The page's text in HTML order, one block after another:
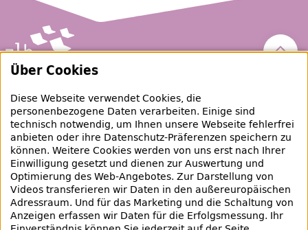
Zentral- und Landesbibliothek Berlin
raubgut@zlb.de
+49 30 90226-733
Social-Media Kanäle der ZLB
Facebook Mastodon Instagram
Über Cookies
Diese Webseite verwendet Cookies, die
personenbezogene Daten verarbeiten. Einige sind
technisch notwendig, um Ihnen unsere Webseite fehlerfrei
anbieten oder ihre Datenschutz-Präferenzen speichern zu
können. Weitere Cookies werden von uns erst nach Ihrer
Einwilligung gesetzt und dienen zur Auswertung und
Optimierung des Web-Angebotes. Zur Darstellung von
Videos transferieren wir Daten in den außereuropäischen
Adressraum. Und für das Marketing und die Schaltung von
Anzeigen erfassen wir Daten für die Erfolgsmessung. Ihr